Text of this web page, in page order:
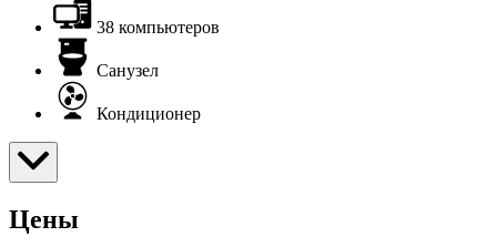
38 компьютеров
Санузел
Кондиционер
Цены